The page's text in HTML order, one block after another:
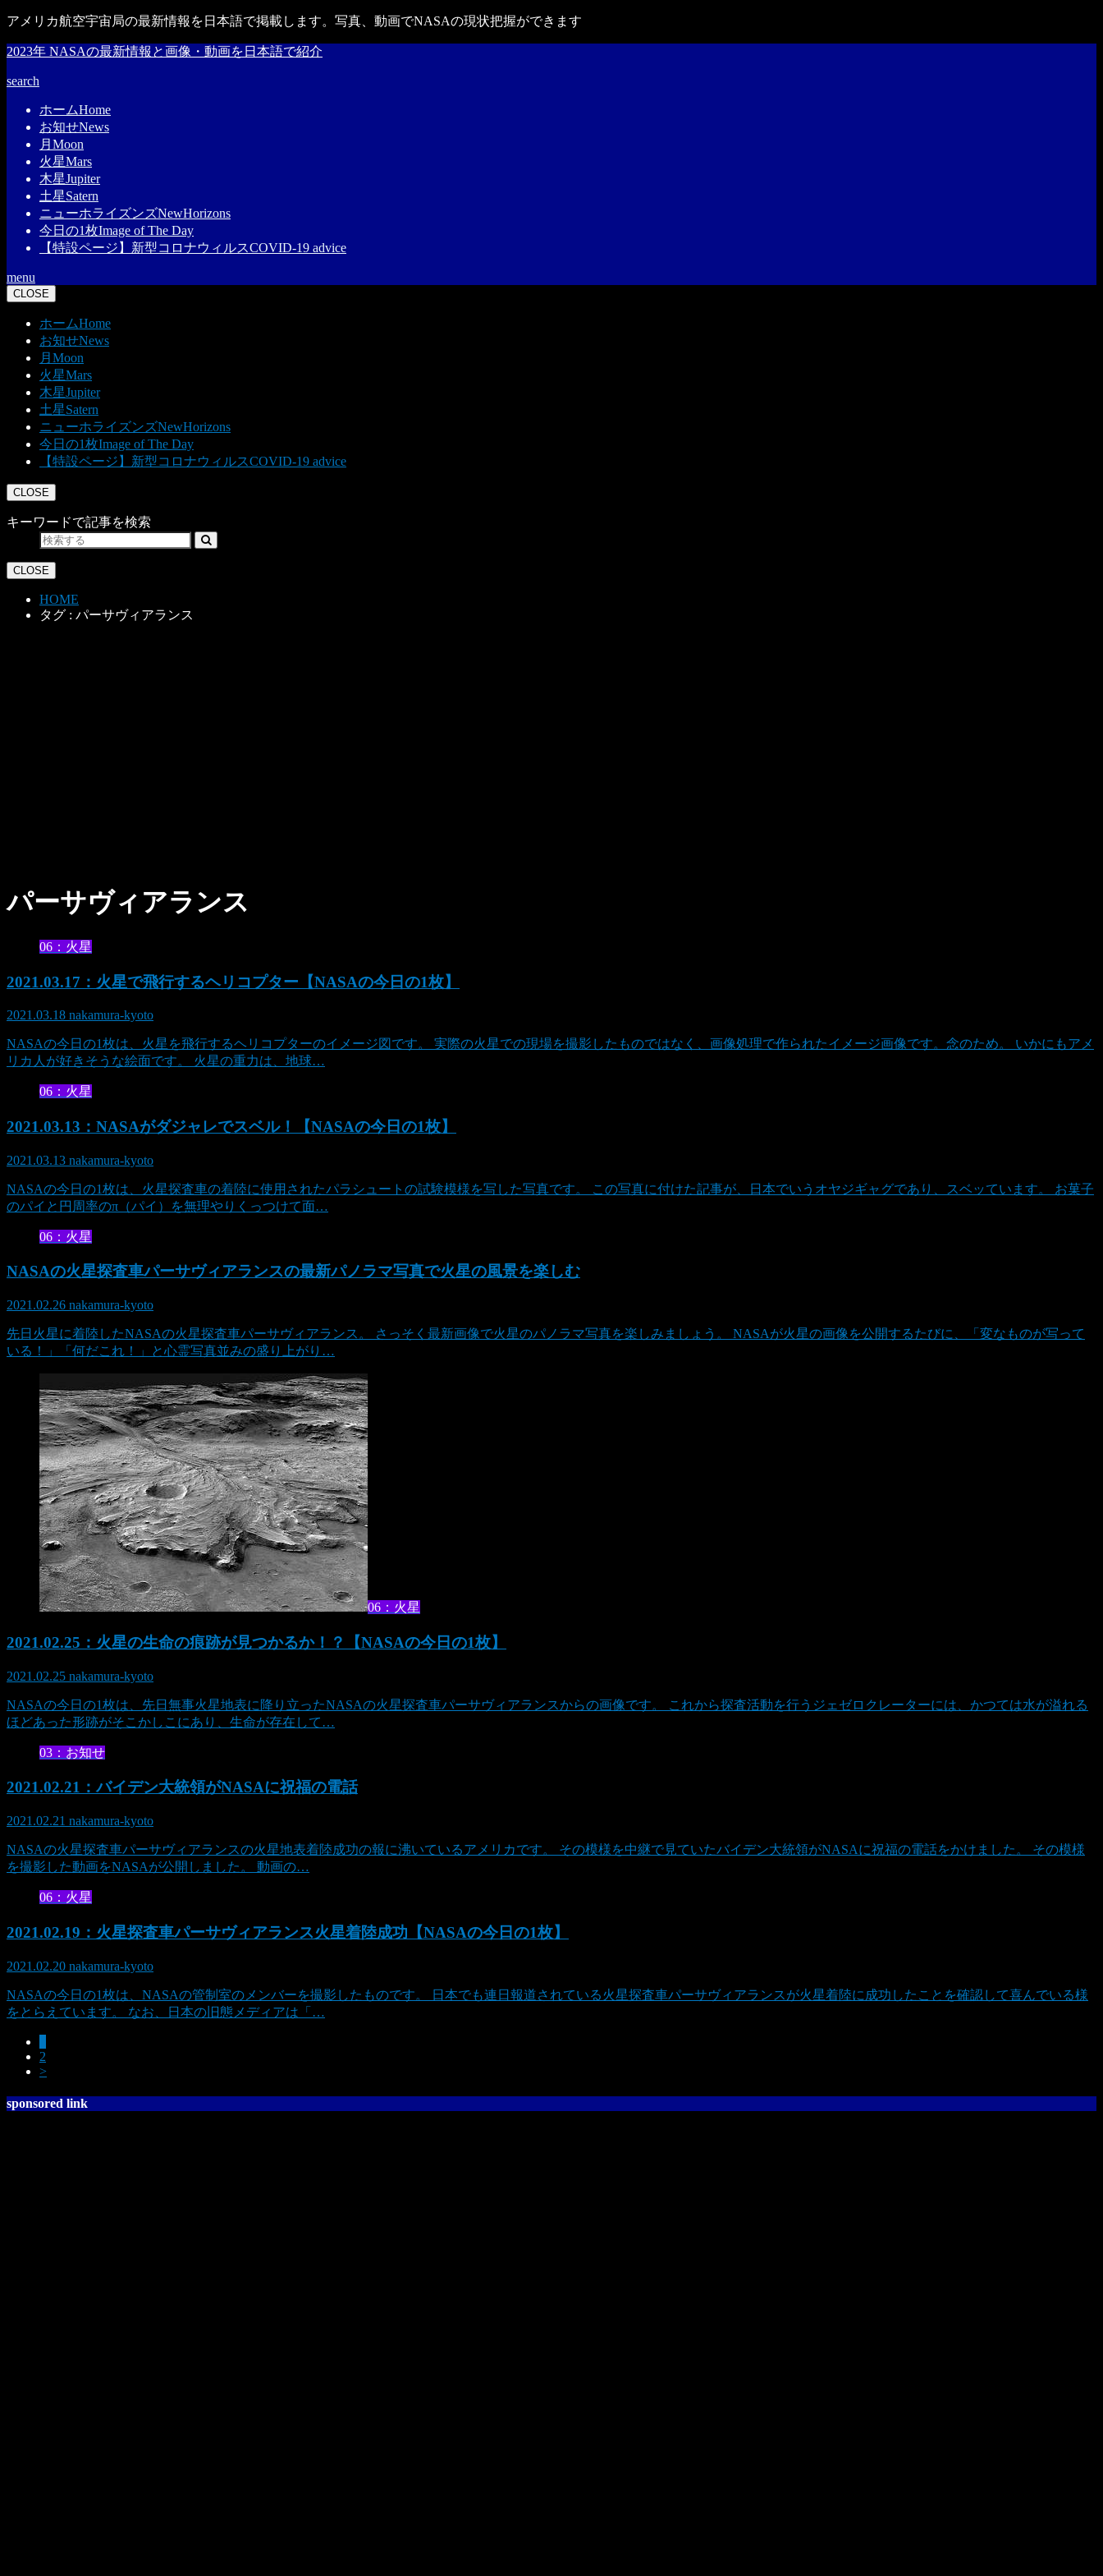
アメリカ航空宇宙局の最新情報を日本語で掲載します。写真、動画でNASAの現状把握ができます
2023年 NASAの最新情報と画像・動画を日本語で紹介
search
ホームHome
お知せNews
月 Moon
火星Mars
木星Jupiter
土星Satern
ニューホライズンズNewHorizons
今日の1枚Image of The Day
【特設ページ】新型コロナウィルスCOVID-19 advice
menu
CLOSE
ホームHome
お知せNews
月 Moon
火星Mars
木星Jupiter
土星Satern
ニューホライズンズNewHorizons
今日の1枚Image of The Day
【特設ページ】新型コロナウィルスCOVID-19 advice
CLOSE
キーワードで記事を検索
CLOSE
HOME
タグ : パーサヴィアランス
パーサヴィアランス
06：火星
2021.03.17：火星で飛行するヘリコプター【NASAの今日の1枚】
2021.03.18 nakamura-kyoto
NASAの今日の1枚は、火星を飛行するヘリコプターのイメージ図です。 実際の火星での現場を撮影したものではなく、画像処理で作られたイメージ画像です。念のため。 いかにもアメ
リカ人が好きそうな絵面です。 火星の重力は、地球…
06：火星
2021.03.13：NASAがダジャレでスベル！【NASAの今日の1枚】
2021.03.13 nakamura-kyoto
NASAの今日の1枚は、火星探査車の着陸に使用されたパラシュートの試験模様を写した写真です。 この写真に付けた記事が、日本でいうオヤジギャグであり、スベッています。 お菓子
のパイと円周率のπ（パイ）を無理やりくっつけて面…
06：火星
NASAの火星探査車パーサヴィアランスの最新パノラマ写真で火星の風景を楽しむ
2021.02.26 nakamura-kyoto
先日火星に着陸したNASAの火星探査車パーサヴィアランス。 さっそく最新画像で火星のパノラマ写真を楽しみましょう。 NASAが火星の画像を公開するたびに、「変なものが写って
いる！」「何だこれ！」と心霊写真並みの盛り上がり…
06：火星
2021.02.25：火星の生命の痕跡が見つかるか！？【NASAの今日の1枚】
2021.02.25 nakamura-kyoto
NASAの今日の1枚は、先日無事火星地表に降り立ったNASAの火星探査車パーサヴィアランスからの画像です。 これから探査活動を行うジェゼロクレーターには、かつては水が溢れる
ほどあった形跡がそこかしこにあり、生命が存在して…
03：お知せ
2021.02.21：バイデン大統領がNASAに祝福の電話
2021.02.21 nakamura-kyoto
NASAの火星探査車パーサヴィアランスの火星地表着陸成功の報に沸いているアメリカです。 その模様を中継で見ていたバイデン大統領がNASAに祝福の電話をかけました。 その模様
を撮影した動画をNASAが公開しました。 動画の…
06：火星
2021.02.19：火星探査車パーサヴィアランス火星着陸成功【NASAの今日の1枚】
2021.02.20 nakamura-kyoto
NASAの今日の1枚は、NASAの管制室のメンバーを撮影したものです。 日本でも連日報道されている火星探査車パーサヴィアランスが火星着陸に成功したことを確認して喜んでいる様
をとらえています。 なお、日本の旧態メディアは「…
2
>
sponsored link